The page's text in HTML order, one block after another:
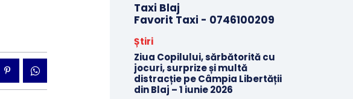
Taxi Blaj
Favorit Taxi - 0746100209
Știri
Ziua Copilului, sărbătorită cu
jocuri, surprize și multă
distracție pe Câmpia Libertății
din Blaj – 1 iunie 2026